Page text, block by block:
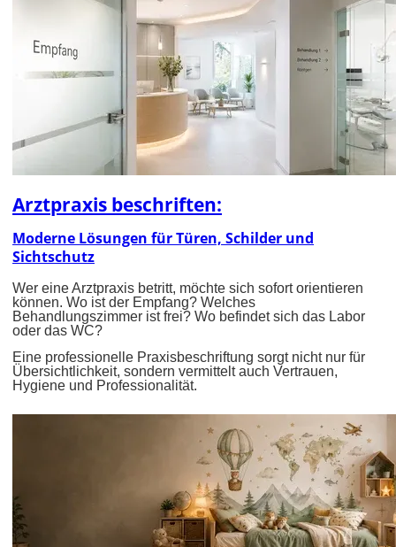
Arztpraxis beschriften:
Moderne Lösungen für Türen, Schilder und
Sichtschutz
Wer eine Arztpraxis betritt, möchte sich sofort orientieren
können. Wo ist der Empfang? Welches
Behandlungszimmer ist frei? Wo befindet sich das Labor
oder das WC?
Eine professionelle Praxisbeschriftung sorgt nicht nur für
Übersichtlichkeit, sondern vermittelt auch Vertrauen,
Hygiene und Professionalität.